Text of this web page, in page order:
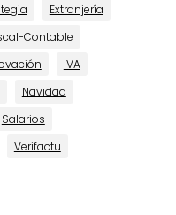
Extranjería
Contable
IVA
Navidad
Salarios
Verifactu